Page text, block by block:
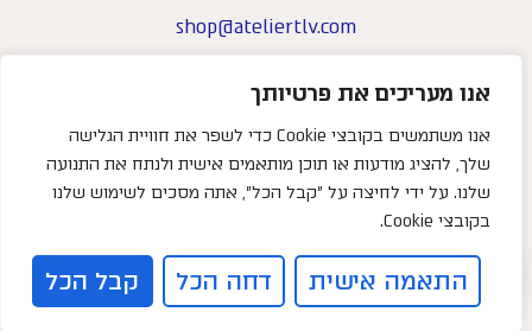
אנו מעריכים את פרטיותך
אנו משתמשים בקובצי Cookie כדי לשפר את חוויית הגלישה
שלך, להציג מודעות או תוכן מותאמים אישית ולנתח את התנועה
שלנו. על ידי לחיצה על "קבל הכל", אתה מסכים לשימוש שלנו
בקובצי Cookie.
התאמה אישית דחה הכל קבל הכל
shop@ateliertlv.com
א׳–ה׳: 09:00-18:00
טלפון –052-5833131